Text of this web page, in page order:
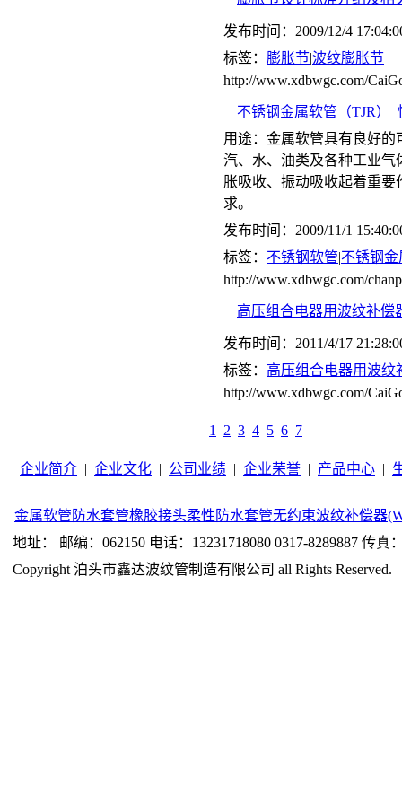
发布时间：2009/12/4
标签： 膨胀节|波纹膨胀节
http://www.xdbwgc.com/
不锈钢金属软管（TJR）
用途：金属软管具有良好
汽、水、油类及各种工业
胀吸收、振动吸收起着重
求。
发布时间：2009/11/1
标签： 不锈钢软管|不锈钢
http://www.xdbwgc.com/
高压组合电器用波纹补偿
发布时间：2011/4/17
标签： 高压组合电器用波纹
http://www.xdbwgc.com/
1 2 3 4 5 6 7
企业简介 | 企业文化 | 公司业绩 | 企业荣誉 | 产品中心 |
金属软管 防水套管橡胶接头柔性防水套管无约束波纹补偿器
地址： 邮编：062150 电话：13231718080 0317-8289887 传真
Copyright 泊头市鑫达波纹管制造有限公司 all Rights Reserved.